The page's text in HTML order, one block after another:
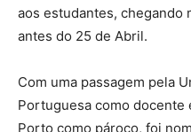
aos estudantes, chegando
antes do 25 de Abril.
Com uma passagem pela
Portuguesa como docente
Porto como pároco, foi